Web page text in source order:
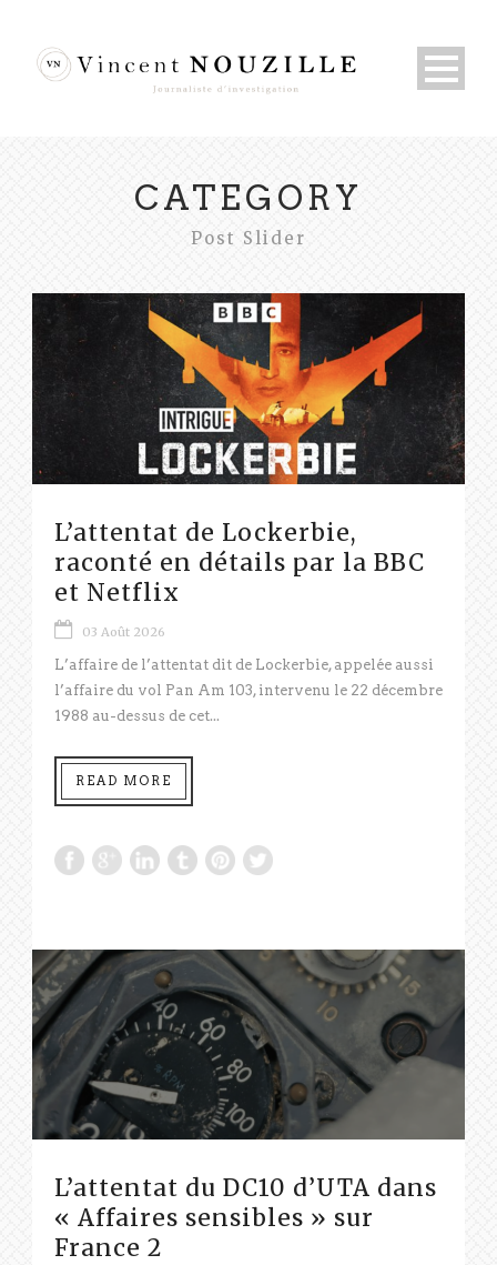
CATEGORY
Post Slider
L’attentat de Lockerbie,
raconté en détails par la BBC
et Netflix
03 Août 2026
L’affaire de l’attentat dit de Lockerbie, appelée aussi
l’affaire du vol Pan Am 103, intervenu le 22 décembre
1988 au-dessus de cet...
READ MORE
L’attentat du DC10 d’UTA dans
« Affaires sensibles » sur
France 2